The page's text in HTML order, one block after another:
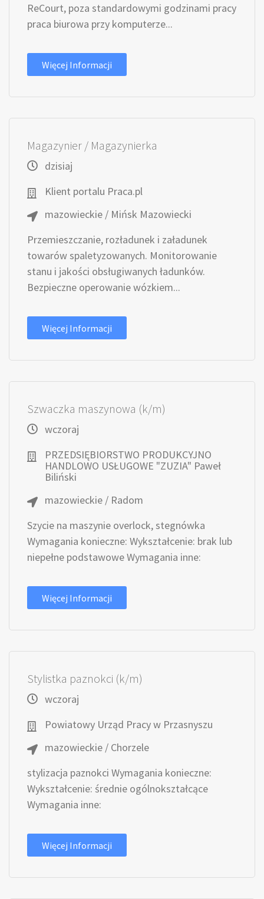
ReCourt, poza standardowymi godzinami pracy
praca biurowa przy komputerze...
Więcej Informacji
Magazynier / Magazynierka
dzisiaj
Klient portalu Praca.pl
mazowieckie / Mińsk Mazowiecki
Przemieszczanie, rozładunek i załadunek
towarów spaletyzowanych. Monitorowanie
stanu i jakości obsługiwanych ładunków.
Bezpieczne operowanie wózkiem...
Więcej Informacji
Szwaczka maszynowa (k/m)
wczoraj
PRZEDSIĘBIORSTWO PRODUKCYJNO
HANDLOWO USŁUGOWE "ZUZIA" Paweł
Biliński
mazowieckie / Radom
Szycie na maszynie overlock, stegnówka
Wymagania konieczne: Wykształcenie: brak lub
niepełne podstawowe Wymagania inne:
Więcej Informacji
Stylistka paznokci (k/m)
wczoraj
Powiatowy Urząd Pracy w Przasnyszu
mazowieckie / Chorzele
stylizacja paznokci Wymagania konieczne:
Wykształcenie: średnie ogólnokształcące
Wymagania inne:
Więcej Informacji